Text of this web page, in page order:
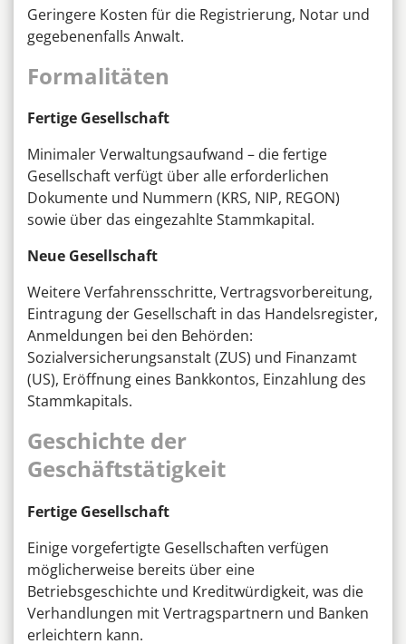
Geringere Kosten für die Registrierung, Notar und
gegebenenfalls Anwalt.
Formalitäten
Fertige Gesellschaft
Minimaler Verwaltungsaufwand – die fertige
Gesellschaft verfügt über alle erforderlichen
Dokumente und Nummern (KRS, NIP, REGON)
sowie über das eingezahlte Stammkapital.
Neue Gesellschaft
Weitere Verfahrensschritte, Vertragsvorbereitung,
Eintragung der Gesellschaft in das Handelsregister,
Anmeldungen bei den Behörden:
Sozialversicherungsanstalt (ZUS) und Finanzamt
(US), Eröffnung eines Bankkontos, Einzahlung des
Stammkapitals.
Geschichte der
Geschäftstätigkeit
Fertige Gesellschaft
Einige vorgefertigte Gesellschaften verfügen
möglicherweise bereits über eine
Betriebsgeschichte und Kreditwürdigkeit, was die
Verhandlungen mit Vertragspartnern und Banken
erleichtern kann.